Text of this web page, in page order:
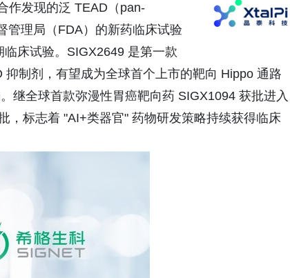
作发现的泛 TEAD（pan-
管理局（FDA）的新药临床试验
床试验。SIGX2649 是第一款
制剂，有望成为全球首个上市的靶向 Hippo 通路
继全球首款弥漫性胃癌靶向药 SIGX1094 获批进入
，标志着 "AI+类器官" 药物研发策略持续获得临床